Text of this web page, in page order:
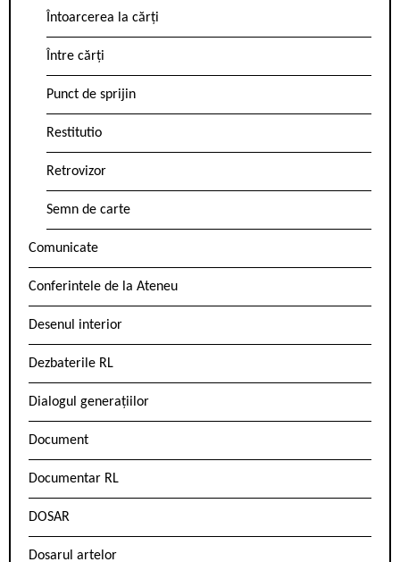
Întoarcerea la cărți
Între cărți
Punct de sprijin
Restitutio
Retrovizor
Semn de carte
Comunicate
Conferintele de la Ateneu
Desenul interior
Dezbaterile RL
Dialogul generațiilor
Document
Documentar RL
DOSAR
Dosarul artelor